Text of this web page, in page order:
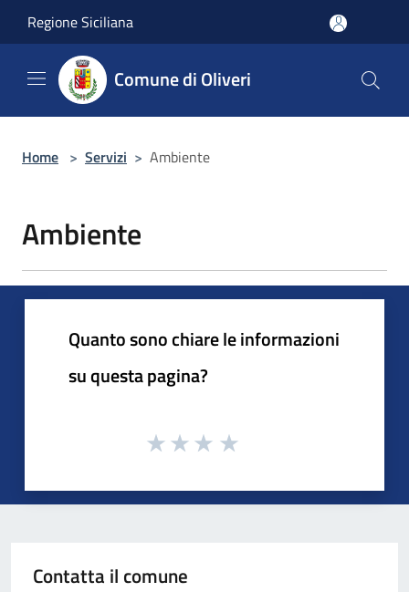
Regione Siciliana
Comune di Oliveri
Home > Servizi > Ambiente
Ambiente
Quanto sono chiare le informazioni
su questa pagina?
Contatta il comune